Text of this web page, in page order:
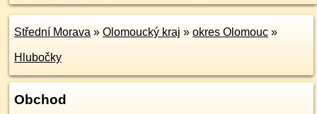
Střední Morava » Olomoucký kraj » okres Olomouc »
Hlubočky
Obchod